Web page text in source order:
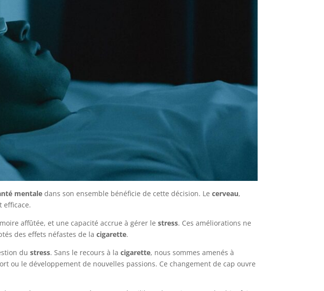
mentale dans son ensemble bénéficie de cette décision. Lecerveau,
efficace.
affûtée, et une capacité accrue à gérer lestress. Ces améliorations ne
des effets néfastes de lacigarette.
dustress. Sans le recours à lacigarette, nous sommes amenés à
ou le développement de nouvelles passions. Ce changement de cap ouvre